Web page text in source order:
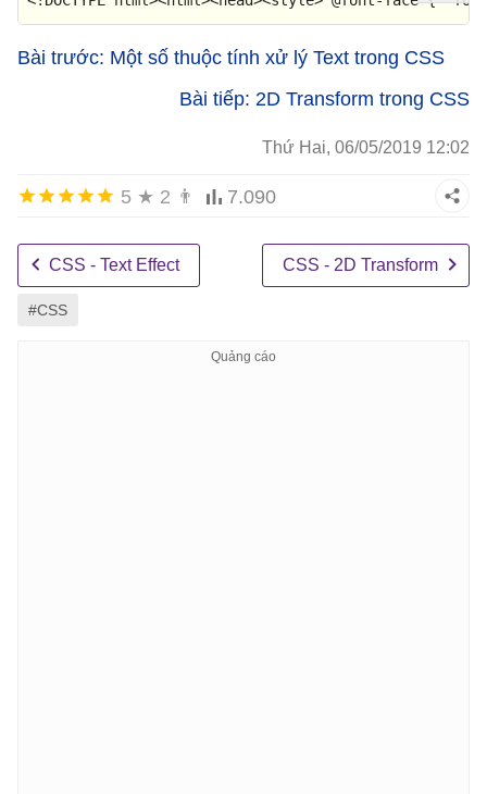
Bài trước: Một số thuộc tính xử lý Text trong CSS
Bài tiếp: 2D Transform trong CSS
Thứ Hai, 06/05/2019 12:02
5 ★ 2 👨 7.090
CSS - Text Effect CSS - 2D Transform
#CSS